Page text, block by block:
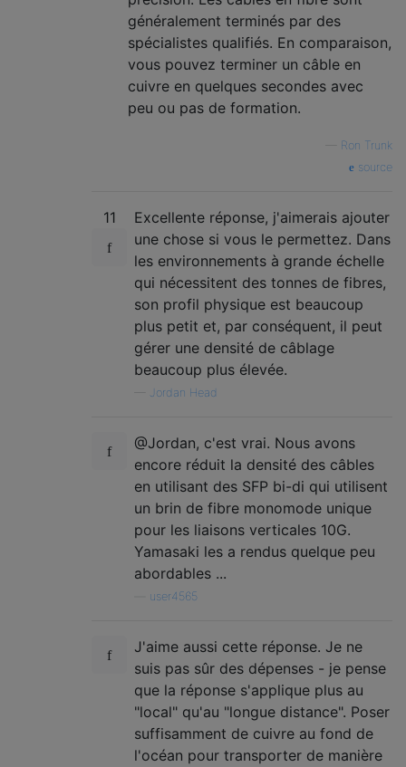
généralement terminés par des
spécialistes qualifiés. En comparaison,
vous pouvez terminer un câble en
cuivre en quelques secondes avec
peu ou pas de formation.
Ron Trunk
source
11
Excellente réponse, j'aimerais ajouter
une chose si vous le permettez. Dans
les environnements à grande échelle
qui nécessitent des tonnes de fibres,
son profil physique est beaucoup
plus petit et, par conséquent, il peut
gérer une densité de câblage
beaucoup plus élevée.
Jordan Head
@Jordan, c'est vrai. Nous avons
encore réduit la densité des câbles
en utilisant des SFP bi-di qui utilisent
un brin de fibre monomode unique
pour les liaisons verticales 10G.
Yamasaki les a rendus quelque peu
abordables ...
user4565
J'aime aussi cette réponse. Je ne
suis pas sûr des dépenses - je pense
que la réponse s'applique plus au
"local" qu'au "longue distance". Poser
suffisamment de cuivre au fond de
l'océan pour transporter de manière